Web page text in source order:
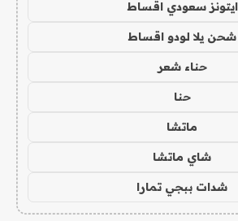
ايتونز سعودي اقساط
شحن يلا لودو اقساط
حناء شعر
حنا
ماتشا
شاي ماتشا
شدات ببجي تمارا